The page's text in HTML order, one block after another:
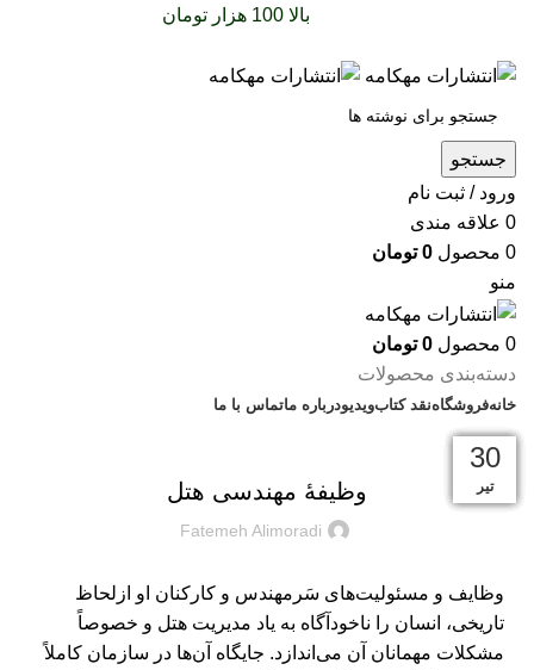
بالا 100 هزار تومان
جستجو
ورود / ثبت نام
0 علاقه مندی
0 محصول 0 تومان
منو
0 محصول 0 تومان
دسته‌بندی محصولات
خانهفروشگاهنقد کتابویدیودرباره‌ ماتماس با ما
وظیفۀ مهندسی هتل
Fatemeh Alimoradi
وظایف و مسئولیت‌های سَرمهندس و کارکنان او ازلحاظ
تاریخی، انسان را ناخودآگاه به یاد مدیریت هتل و خصوصاً
مشکلات مهمانان آن می‌اندازد. جایگاه آن‌ها در سازمان کاملاً
25
فروردین
25
فروردین
25
فروردین
25
فروردین
24
فروردین
27
دی
14
مرداد
30
تیر